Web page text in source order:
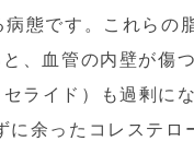
態です。これらの
、血管の内壁が傷
ライド）も過剰に
余ったコレステ